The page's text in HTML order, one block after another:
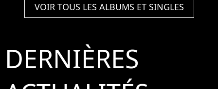
VOIR TOUS LES ALBUMS ET SINGLES
DERNIÈRES